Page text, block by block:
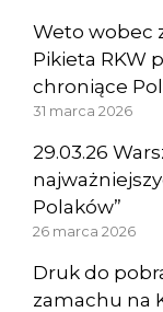
Weto wobec
Pikieta RKW
chroniące
31 marca 2026
29.03.26
Polaków”
26 marca 2026
Druk do
zamachu na